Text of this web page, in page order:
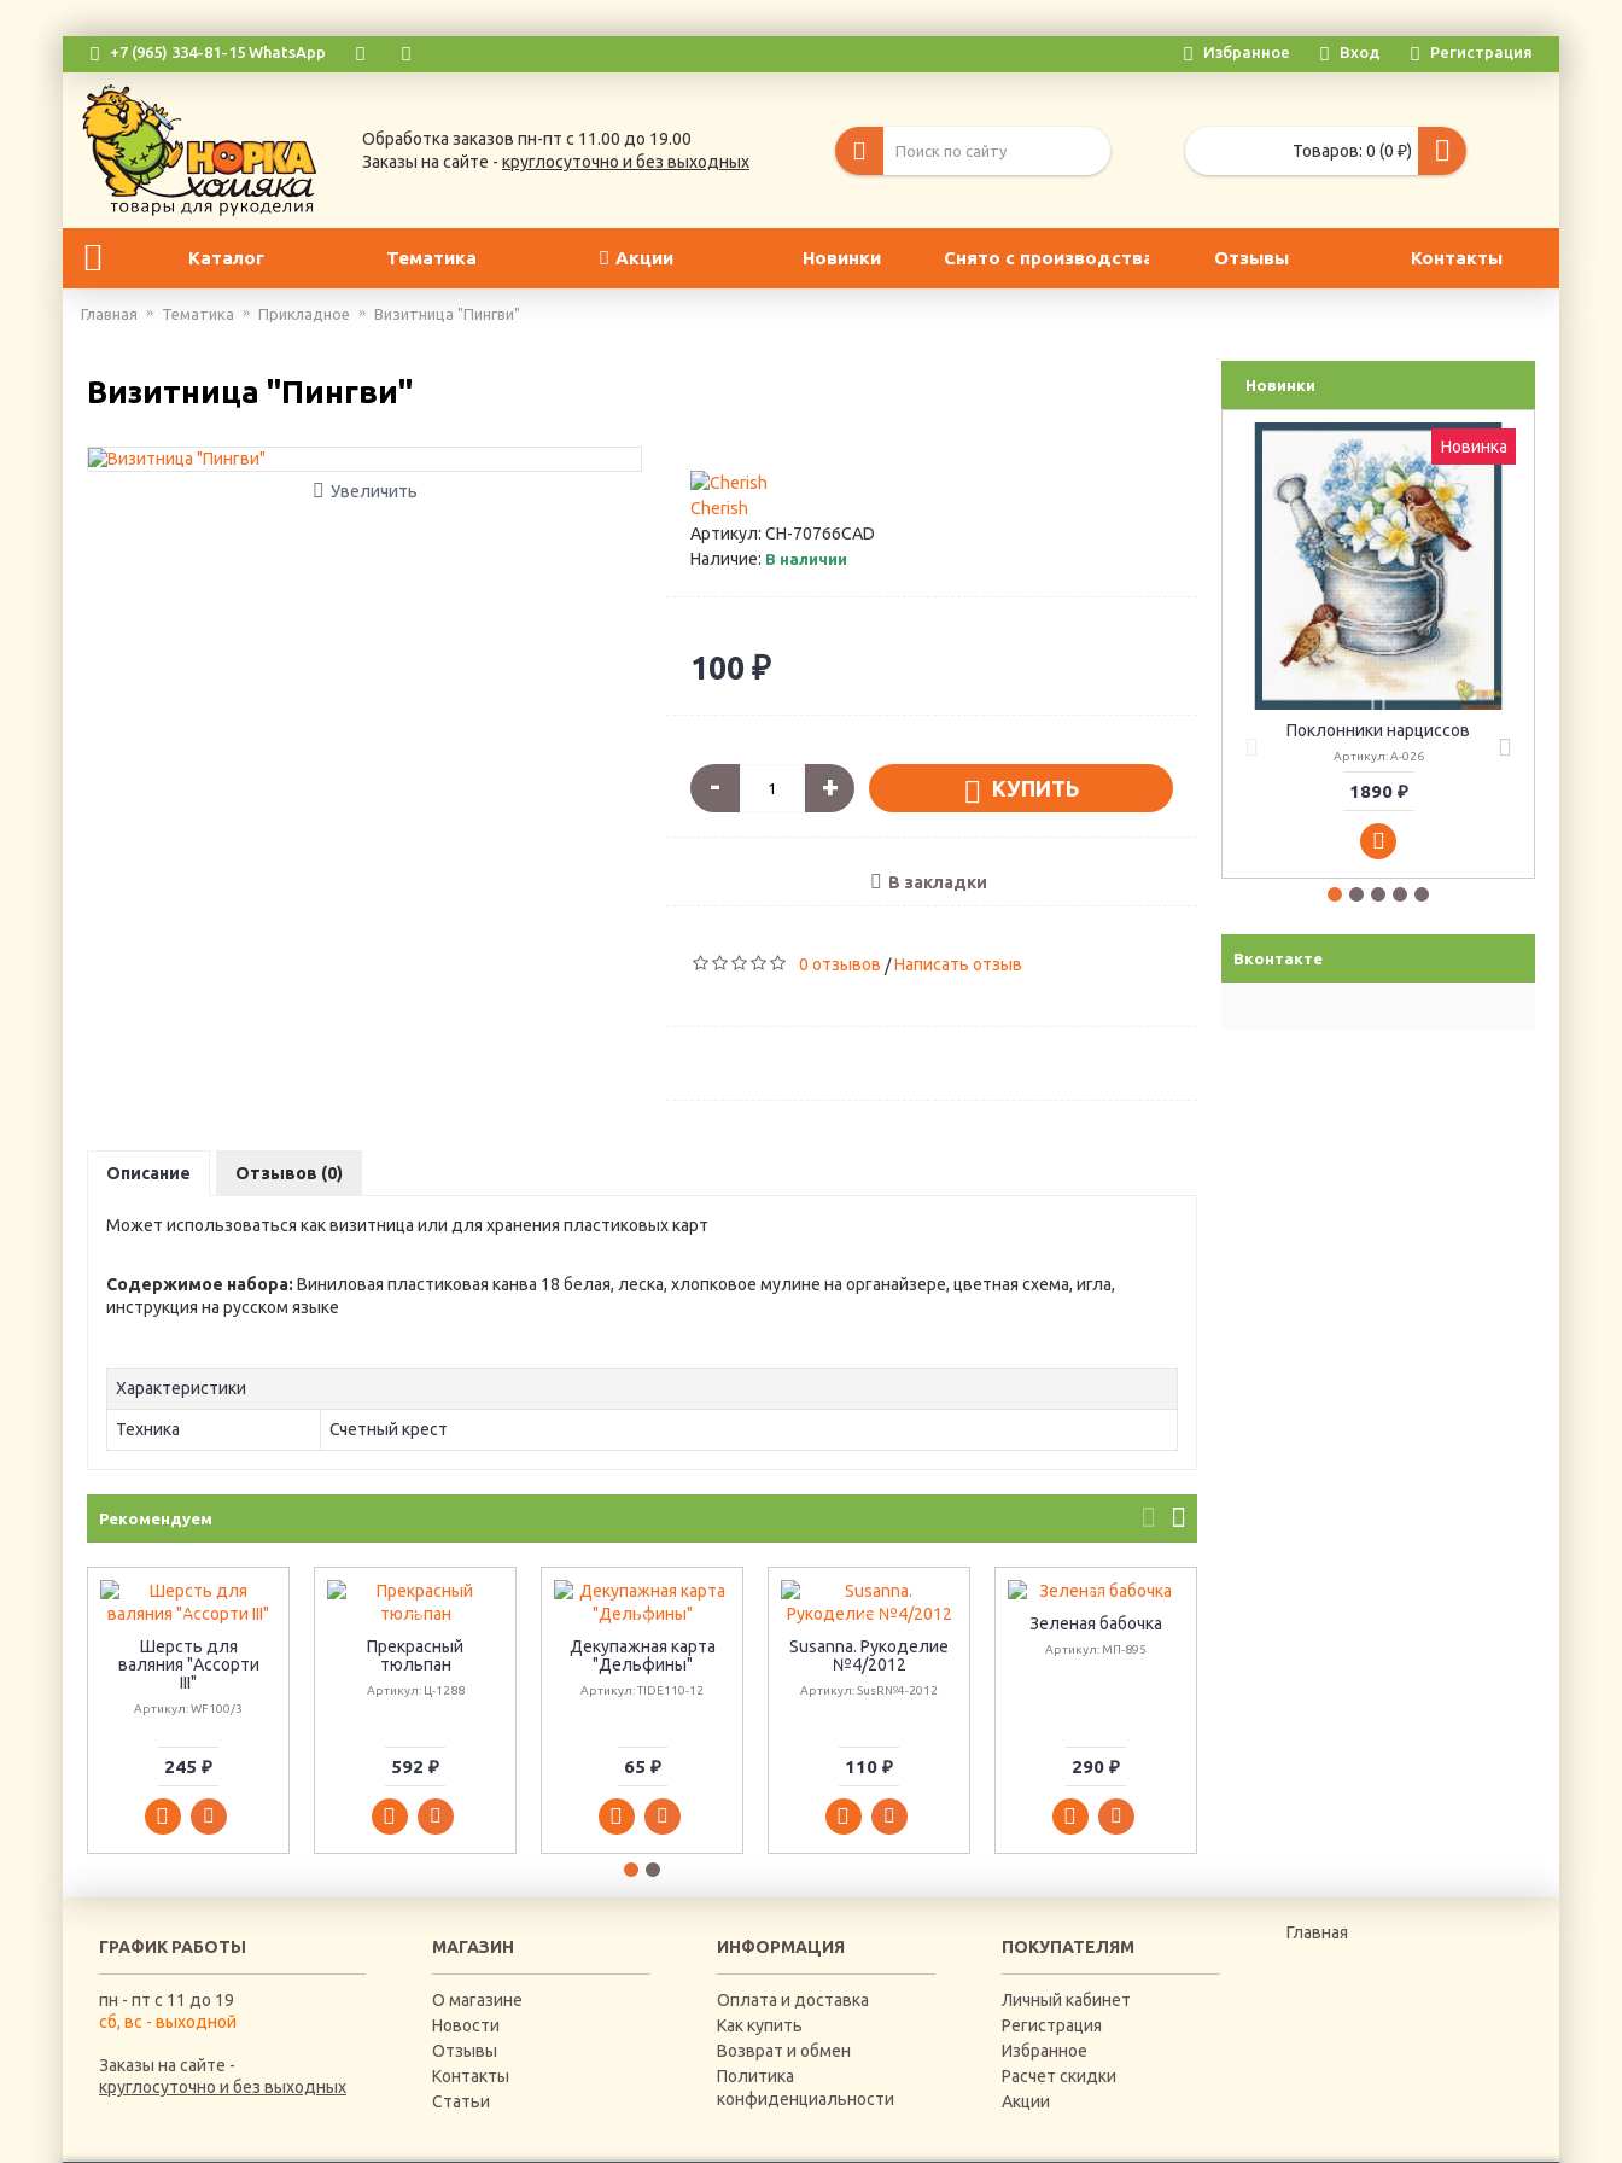
+7 (965) 334-81-15 WhatsApp Избранное Вход Регистрация
Обработка заказов пн-пт с 11.00 до 19.00
Заказы на сайте - круглосуточно и без выходных
Товаров: 0 (0 ₽)
Каталог Тематика Акции Новинки Снято с производства Отзывы Контакты
Главная Тематика Прикладное Визитница "Пингви"
Новинки
Новинка
Поклонники нарциссов
Артикул: А-026
1890 ₽
Вконтакте
Визитница "Пингви"
Увеличить
Cherish
Артикул: CH-70766CAD
Наличие: В наличии
100 ₽
- + КУПИТЬ
В закладки
0 отзывов /Написать отзыв
Описание Отзывов (0)
Может использоваться как визитница или для хранения пластиковых карт
Содержимое набора: Виниловая пластиковая канва 18 белая, леска, хлопковое мулине на органайзере, цветная схема, игла,
инструкция на русском языке
Характеристики
Техника Счетный крест
Рекомендуем
Шерсть для
валяния "Ассорти
III"
Артикул: WF100/3
245 ₽
Прекрасный
тюльпан
Артикул: Ц-1288
592 ₽
Декупажная карта
"Дельфины"
Артикул: TIDE110-12
65 ₽
Susanna. Рукоделие
№4/2012
Артикул: SusR№4-2012
110 ₽
Зеленая бабочка
Артикул: МП-895
290 ₽
ГРАФИК РАБОТЫ
пн - пт с 11 до 19
сб, вс - выходной
Заказы на сайте -
круглосуточно и без выходных
МАГАЗИН
О магазине
Новости
Отзывы
Контакты
Статьи
ИНФОРМАЦИЯ
Оплата и доставка
Как купить
Возврат и обмен
Политика
конфиденциальности
ПОКУПАТЕЛЯМ
Личный кабинет
Регистрация
Избранное
Расчет скидки
Акции
Главная